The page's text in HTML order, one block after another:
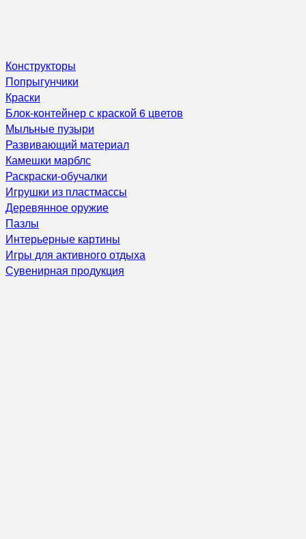
Конструкторы
Попрыгунчики
Краски
Блок-контейнер с краской 6 цветов
Мыльные пузыри
Развивающий материал
Камешки марблс
Раскраски-обучалки
Игрушки из пластмассы
Деревянное оружие
Пазлы
Интерьерные картины
Игры для активного отдыха
Сувенирная продукция